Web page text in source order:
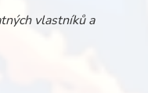
vlastníků a